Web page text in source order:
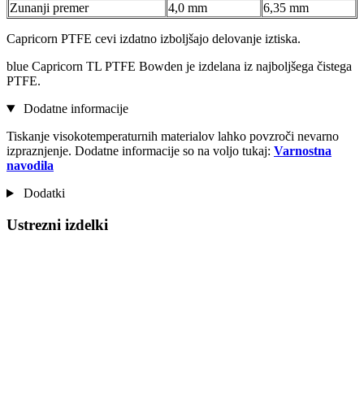
Zunanji premer
4,0 mm 6,35 mm
Capricorn PTFE cevi izdatno izboljšajo delovanje iztiska.
blue Capricorn TL PTFE Bowden je izdelana iz najboljšega čistega
PTFE.
Dodatne informacije
Tiskanje visokotemperaturnih materialov lahko povzroči nevarno
izpraznjenje. Dodatne informacije so na voljo tukaj: Varnostna
navodila
Dodatki
Ustrezni izdelki